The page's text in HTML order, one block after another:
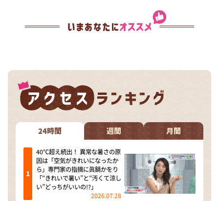
24時間 週間 月間
40℃超え続出！ 異常な暑さの原
因は「空気がきれいになったか
ら」専門家の指摘に眞鍋かをり
「“きれいで暑い”と“汚くて涼し
い”どっちがいいの!?」
2026.07.28